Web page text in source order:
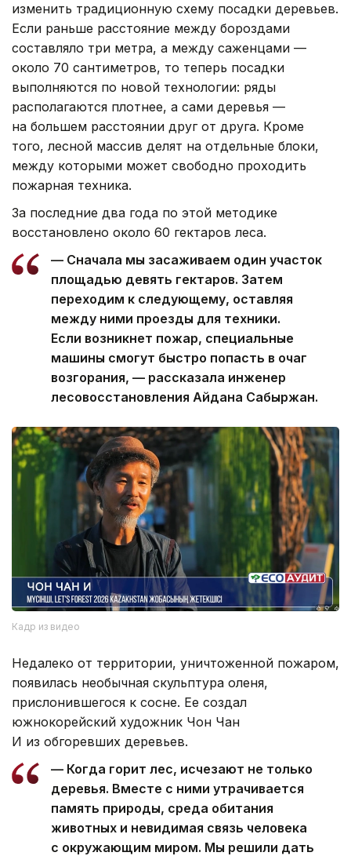
изменить традиционную схему посадки деревьев.
Если раньше расстояние между бороздами
составляло три метра, а между саженцами —
около 70 сантиметров, то теперь посадки
выполняются по новой технологии: ряды
располагаются плотнее, а сами деревья —
на большем расстоянии друг от друга. Кроме
того, лесной массив делят на отдельные блоки,
между которыми может свободно проходить
пожарная техника.
За последние два года по этой методике
восстановлено около 60 гектаров леса.
— Сначала мы засаживаем один участок
площадью девять гектаров. Затем
переходим к следующему, оставляя
между ними проезды для техники.
Если возникнет пожар, специальные
машины смогут быстро попасть в очаг
возгорания, — рассказала инженер
лесовосстановления Айдана Сабыржан.
Кадр из видео
Недалеко от территории, уничтоженной пожаром,
появилась необычная скульптура оленя,
прислонившегося к сосне. Ее создал
южнокорейский художник Чон Чан
И из обгоревших деревьев.
— Когда горит лес, исчезают не только
деревья. Вместе с ними утрачивается
память природы, среда обитания
животных и невидимая связь человека
с окружающим миром. Мы решили дать